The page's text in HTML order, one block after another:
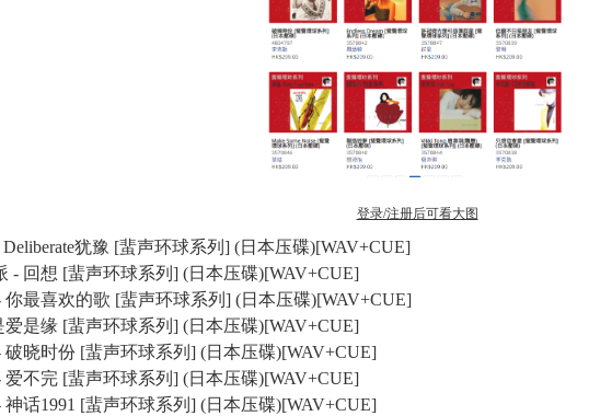
登录/注册后可看大图
Deliberate犹豫 [蜚声环球系列] (日本压碟)[WAV+CUE]
- 回想 [蜚声环球系列] (日本压碟)[WAV+CUE]
你最喜欢的歌 [蜚声环球系列] (日本压碟)[WAV+CUE]
爱是缘 [蜚声环球系列] (日本压碟)[WAV+CUE]
破晓时份 [蜚声环球系列] (日本压碟)[WAV+CUE]
爱不完 [蜚声环球系列] (日本压碟)[WAV+CUE]
神话1991 [蜚声环球系列] (日本压碟)[WAV+CUE]